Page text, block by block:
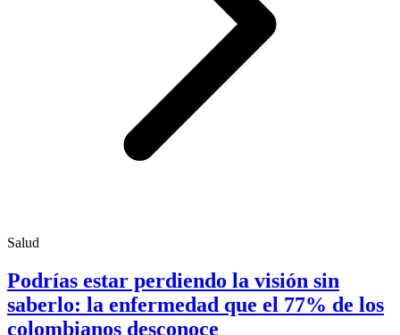
Salud
Podrías estar perdiendo la visión sin
saberlo: la enfermedad que el 77% de los
colombianos desconoce